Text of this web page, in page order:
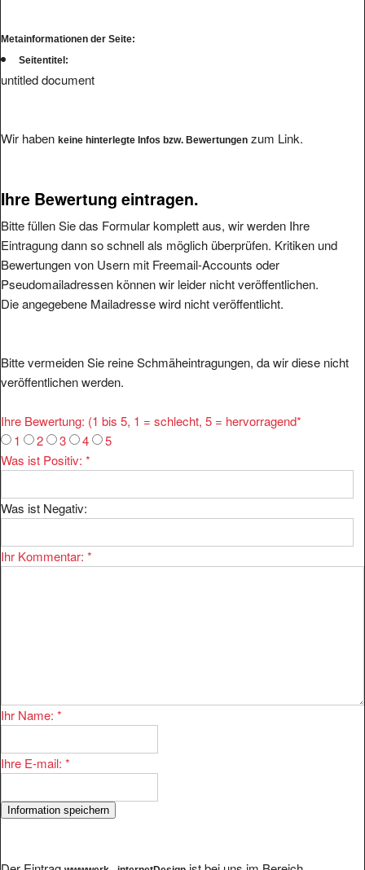
Metainformationen der Seite:
Seitentitel:
untitled document
Wir haben keine hinterlegte Infos bzw. Bewertungen zum Link.
Ihre Bewertung eintragen.
Bitte füllen Sie das Formular komplett aus, wir werden Ihre
Eintragung dann so schnell als möglich überprüfen. Kritiken und
Bewertungen von Usern mit Freemail-Accounts oder
Pseudomailadressen können wir leider nicht veröffentlichen.
Die angegebene Mailadresse wird nicht veröffentlicht.
Bitte vermeiden Sie reine Schmäheintragungen, da wir diese nicht
veröffentlichen werden.
Ihre Bewertung: (1 bis 5, 1 = schlecht, 5 = hervorragend*
1
2 3 4
5
Was ist Positiv: *
Was ist Negativ:
Ihr Kommentar: *
Ihr Name: *
Ihre E-mail: *